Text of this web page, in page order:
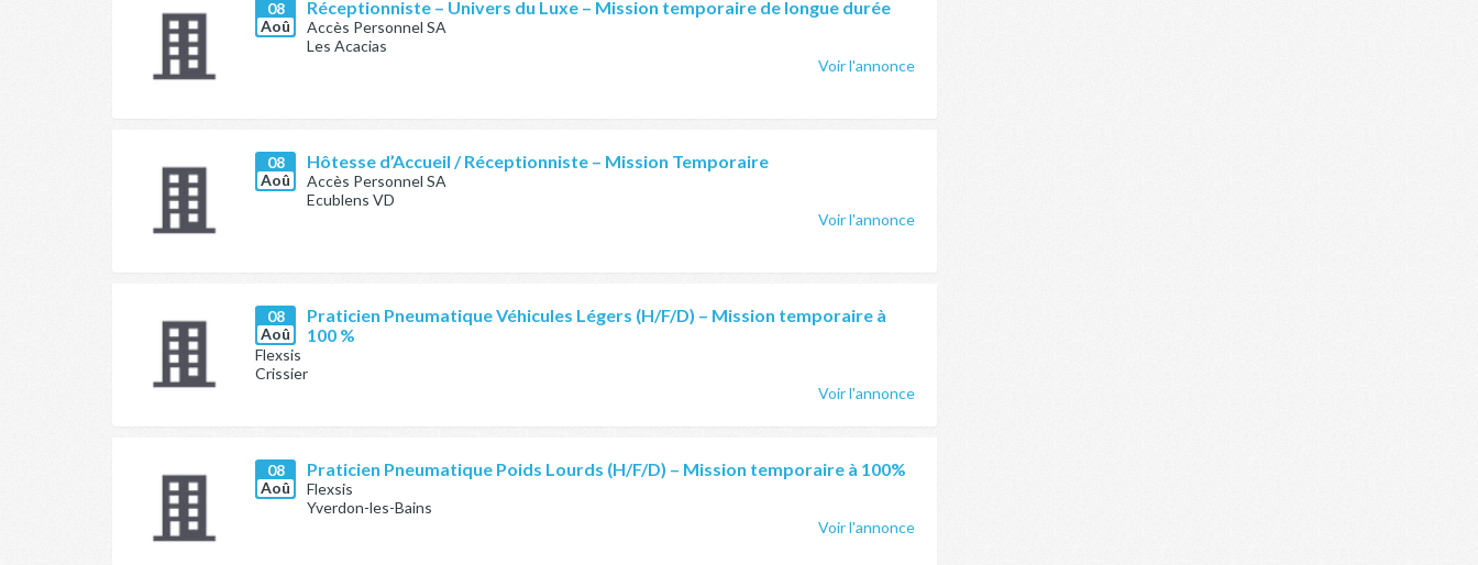
08
Aoû
Réceptionniste – Univers du Luxe – Mission temporaire de longue durée
Accès Personnel SA
Les Acacias
Voir l'annonce
08
Aoû
Hôtesse d’Accueil / Réceptionniste – Mission Temporaire
Accès Personnel SA
Ecublens VD
Voir l'annonce
08
Aoû
Praticien Pneumatique Véhicules Légers (H/F/D) – Mission temporaire à
100 %
Flexsis
Crissier
Voir l'annonce
08
Aoû
Praticien Pneumatique Poids Lourds (H/F/D) – Mission temporaire à 100%
Flexsis
Yverdon-les-Bains
Voir l'annonce